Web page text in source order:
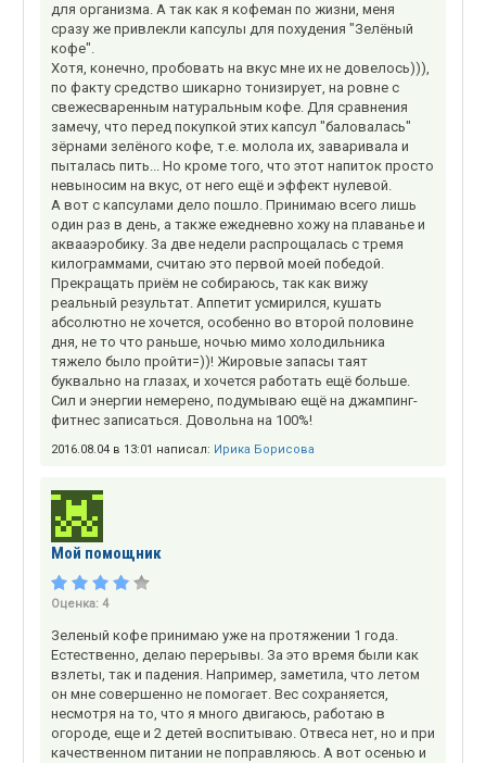
для организма. А так как я кофеман по жизни, меня
сразу же привлекли капсулы для похудения "Зелёный
кофе".
Хотя, конечно, пробовать на вкус мне их не довелось))),
по факту средство шикарно тонизирует, на ровне с
свежесваренным натуральным кофе. Для сравнения
замечу, что перед покупкой этих капсул "баловалась"
зёрнами зелёного кофе, т.е. молола их, заваривала и
пыталась пить... Но кроме того, что этот напиток просто
невыносим на вкус, от него ещё и эффект нулевой.
А вот с капсулами дело пошло. Принимаю всего лишь
один раз в день, а также ежедневно хожу на плаванье и
аквааэробику. За две недели распрощалась с тремя
килограммами, считаю это первой моей победой.
Прекращать приём не собираюсь, так как вижу
реальный результат. Аппетит усмирился, кушать
абсолютно не хочется, особенно во второй половине
дня, не то что раньше, ночью мимо холодильника
тяжело было пройти=))! Жировые запасы таят
буквально на глазах, и хочется работать ещё больше.
Сил и энергии немерено, подумываю ещё на джампинг-
фитнес записаться. Довольна на 100%!
2016.08.04 в 13:01 написал: Ирика Борисова
Мой помощник
Оценка: 4
Зеленый кофе принимаю уже на протяжении 1 года.
Естественно, делаю перерывы. За это время были как
взлеты, так и падения. Например, заметила, что летом
он мне совершенно не помогает. Вес сохраняется,
несмотря на то, что я много двигаюсь, работаю в
огороде, еще и 2 детей воспитываю. Отвеса нет, но и при
качественном питании не поправляюсь. А вот осенью и